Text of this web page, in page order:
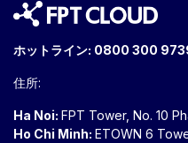
ホットライン: 0800 300
住所:
Ha Noi: FPT Tower, No. 10
Ho Chi Minh: ETOWN 6